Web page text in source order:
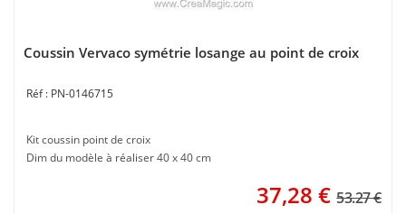
Coussin Vervaco symétrie losange au point de croix
PN-0146715
Kit coussin point de croix
Dim du modèle à réaliser 40 x 40 cm
37,28 € 53.27 €